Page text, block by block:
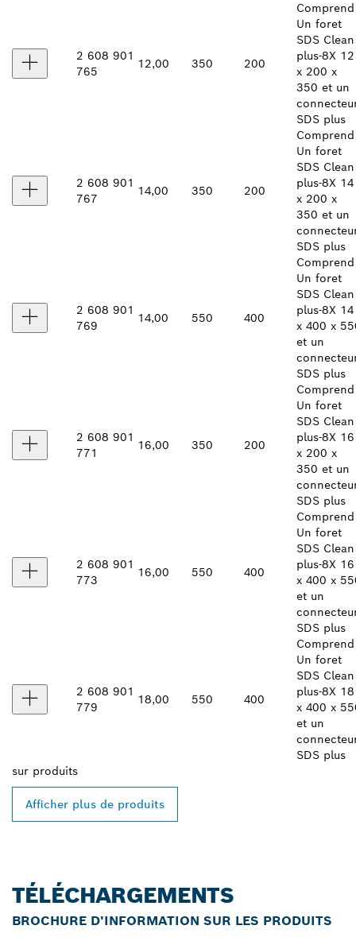
2 608 901
765
12,00 350 200
Un foret
SDS Clean
plus-8X 12
x 200 x
350 et un
SDS plus
2 608 901
767
14,00 350 200
Un foret
SDS Clean
plus-8X 14
x 200 x
350 et un
SDS plus
2 608 901
769
14,00 550 400
Un foret
SDS Clean
plus-8X 14
x 400 x
et un
SDS plus
2 608 901
771
16,00 350 200
Un foret
SDS Clean
plus-8X 16
x 200 x
350 et un
SDS plus
2 608 901
773
16,00 550 400
Un foret
SDS Clean
plus-8X 16
x 400 x
et un
SDS plus
2 608 901
779
18,00 550 400
Un foret
SDS Clean
plus-8X 18
x 400 x
et un
SDS plus
sur produits
Afficher plus de produits
TÉLÉCHARGEMENTS
BROCHURE D'INFORMATION SUR LES PRODUITS